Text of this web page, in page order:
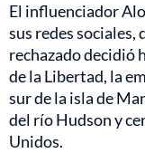
El influenciador
sus redes sociales,
rechazado decidió
de la Libertad, la
sur de la isla de
del río Hudson y
Unidos.